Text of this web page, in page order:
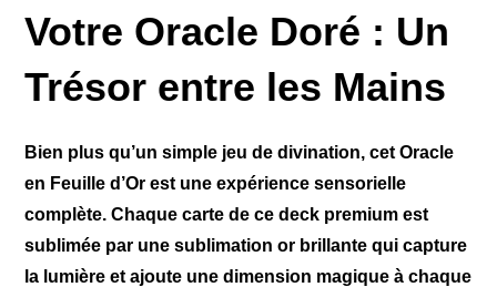
Votre Oracle Doré : Un
Trésor entre les Mains
Bien plus qu’un simple jeu de divination, cet Oracle
en Feuille d’Or est une expérience sensorielle
complète. Chaque carte de ce deck premium est
sublimée par unesublimation or brillante qui capture
la lumière et ajoute une dimension magique à chaque